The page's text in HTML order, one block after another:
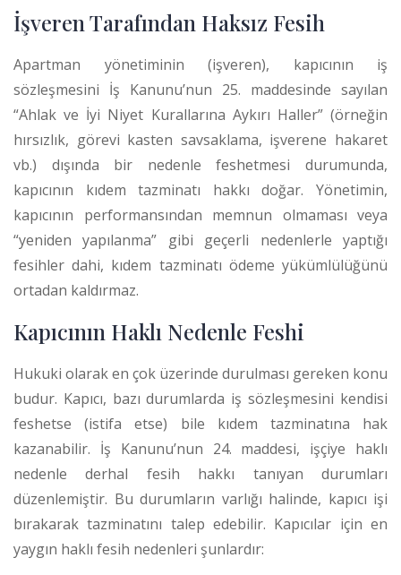
İşveren Tarafından Haksız Fesih
Apartman yönetiminin (işveren), kapıcının iş
sözleşmesini İş Kanunu’nun 25. maddesinde sayılan
“Ahlak ve İyi Niyet Kurallarına Aykırı Haller” (örneğin
hırsızlık, görevi kasten savsaklama, işverene hakaret
vb.) dışında bir nedenle feshetmesi durumunda,
kapıcının kıdem tazminatı hakkı doğar. Yönetimin,
kapıcının performansından memnun olmaması veya
“yeniden yapılanma” gibi geçerli nedenlerle yaptığı
fesihler dahi, kıdem tazminatı ödeme yükümlülüğünü
ortadan kaldırmaz.
Kapıcının Haklı Nedenle Feshi
Hukuki olarak en çok üzerinde durulması gereken konu
budur. Kapıcı, bazı durumlarda iş sözleşmesini kendisi
feshetse (istifa etse) bile kıdem tazminatına hak
kazanabilir. İş Kanunu’nun 24. maddesi, işçiye haklı
nedenle derhal fesih hakkı tanıyan durumları
düzenlemiştir. Bu durumların varlığı halinde, kapıcı işi
bırakarak tazminatını talep edebilir. Kapıcılar için en
yaygın haklı fesih nedenleri şunlardır: